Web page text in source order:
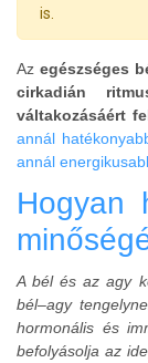
is.
Az egészséges
cirkadián
váltakozásáért
annál
annál
Hogyan
A bél és az agy
bél–agy
hormonális és
befolyásolja az